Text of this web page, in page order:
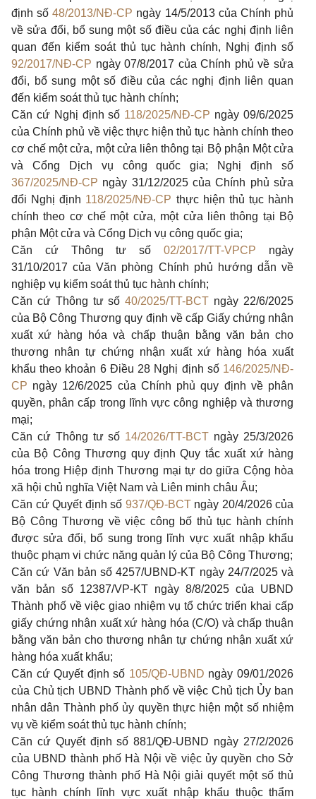
định số48/2013/NĐ-CP ngày 14/5/2013 của Chính phủ
về sửa đổi, bổ sung một số điều của các nghị định liên
quan đến kiểm soát thủ tục hành chính, Nghị định số
92/2017/NĐ-CP ngày 07/8/2017 của Chính phủ về sửa
đổi, bổ sung một số điều của các nghị định liên quan
đến kiểm soát thủ tục hành chính;
Căn cứ Nghị định số 118/2025/NĐ-CP ngày 09/6/2025
của Chính phủ về việc thực hiện thủ tục hành chính theo
cơ chế một cửa, một cửa liên thông tại Bộ phận Một cửa
và Cổng Dịch vụ công quốc gia; Nghị định số
367/2025/NĐ-CP ngày 31/12/2025 của Chính phủ sửa
đổi Nghị định 118/2025/NĐ-CP thực hiện thủ tục hành
chính theo cơ chế một cửa, một cửa liên thông tại Bộ
phận Một cửa và Cổng Dịch vụ công quốc gia;
Căn cứ Thông tư số02/2017/TT-VPCP ngày
31/10/2017 của Văn phòng Chính phủ hướng dẫn về
nghiệp vụ kiểm soát thủ tục hành chính;
Căn cứ Thông tư số40/2025/TT-BCT ngày 22/6/2025
của Bộ Công Thương quy định về cấp Giấy chứng nhận
xuất xứ hàng hóa và chấp thuận bằng văn bản cho
thương nhân tự chứng nhận xuất xứ hàng hóa xuất
khẩu theo khoản 6 Điều 28 Nghị định số 146/2025/NĐ-
CP ngày 12/6/2025 của Chính phủ quy định về phân
quyền, phân cấp trong lĩnh vực công nghiệp và thương
mại;
Căn cứ Thông tư số 14/2026/TT-BCT ngày 25/3/2026
của Bộ Công Thương quy định Quy tắc xuất xứ hàng
hóa trong Hiệp định Thương mại tự do giữa Cộng hòa
xã hội chủ nghĩa Việt Nam và Liên minh châu Âu;
Căn cứ Quyết định số 937/QĐ-BCTngày 20/4/2026 của
Bộ Công Thương về việc công bố thủ tục hành chính
được sửa đổi, bổ sung trong lĩnh vực xuất nhập khẩu
thuộc phạm vi chức năng quản lý của Bộ Công Thương;
Căn cứ Văn bản số 4257/UBND-KT ngày 24/7/2025 và
văn bản số 12387/VP-KT ngày 8/8/2025 của UBND
Thành phố về việc giao nhiệm vụ tổ chức triển khai cấp
giấy chứng nhận xuất xứ hàng hóa (C/O) và chấp thuận
bằng văn bản cho thương nhân tự chứng nhận xuất xứ
hàng hóa xuất khẩu;
Căn cứ Quyết định số 105/QĐ-UBND ngày 09/01/2026
của Chủ tịch UBND Thành phố về việc Chủ tịch Ủy ban
nhân dân Thành phố ủy quyền thực hiện một số nhiệm
vụ về kiểm soát thủ tục hành chính;
Căn cứ Quyết định số 881/QĐ-UBND ngày 27/2/2026
của UBND thành phố Hà Nội về việc ủy quyền cho Sở
Công Thương thành phố Hà Nội giải quyết một số thủ
tục hành chính lĩnh vực xuất nhập khẩu thuộc thẩm